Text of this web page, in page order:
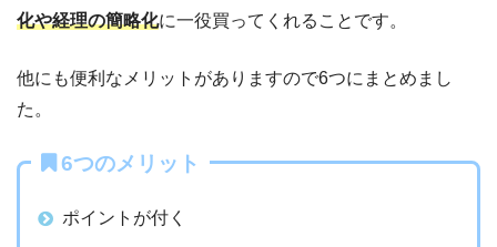
化や経理の簡略化に一役買ってくれることです。
他にも便利なメリットがありますので6つにまとめまし
た。
6つのメリット
ポイントが付く